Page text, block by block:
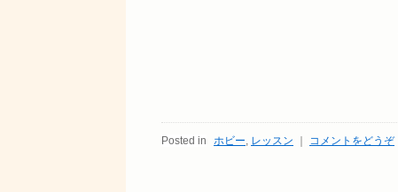
Posted in ホビー, レッスン コメントをどうぞ